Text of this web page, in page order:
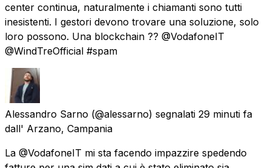
center continua, naturalmente i chiamanti sono tutti
inesistenti. I gestori devono trovare una soluzione, solo
loro possono. Una blockchain ?? @VodafoneIT
@WindTreOfficial #spam
Alessandro Sarno (@alessarno) segnalati 29 minuti fa
dall' Arzano, Campania
La @VodafoneIT mi sta facendo impazzire spedendo